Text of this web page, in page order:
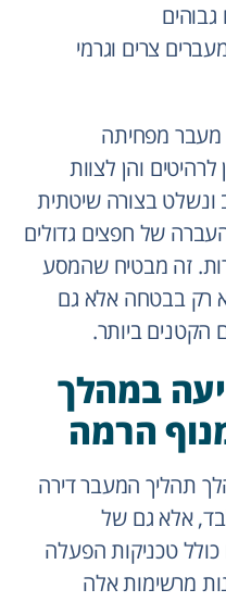
גבוהים
צרים וגרמי
מעבר מפחיתה
והן לצוות
ונשלט בצורה שיטתית
של חפצים גדולים
זה מבטיח שהמסע
רק בבטחה אלא גם
ביותר.
במהלך
הרמה
תהליך המעבר דירה
אלא גם של
כולל טכניקות הפעלה
מרשימות אלה